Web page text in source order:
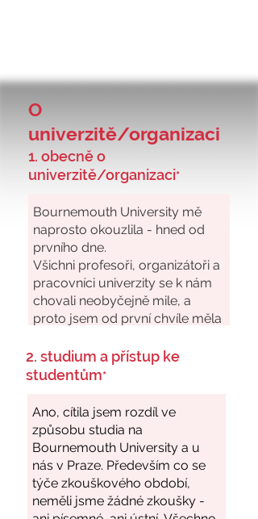
O
univerzitě/organizaci
1. obecně o
univerzitě/organizaci*
2. studium a přístup ke
studentům*